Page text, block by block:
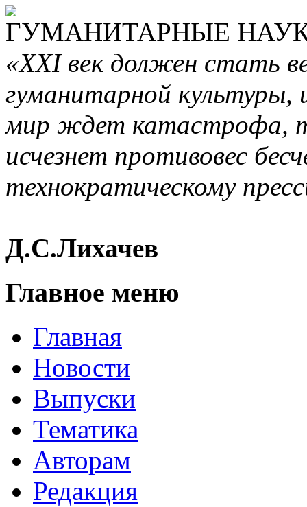
ГУМАНИТАРНЫЕ
«XXI век должен стать
гуманитарной культуры,
мир ждет катастрофа,
исчезнет противовес
технократическому
Д.С.Лихачев
Главное меню
Главная
Новости
Выпуски
Тематика
Авторам
Редакция